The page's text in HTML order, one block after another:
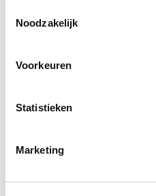
Noodzakelijk
Voorkeuren
Statistieken
Marketing
huisnummer snel en
formaat van 24 cm hoog bij
45 cm breed zodat deze
€ 16,95